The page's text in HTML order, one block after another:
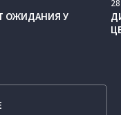
ОЖИДАНИЯ У
28